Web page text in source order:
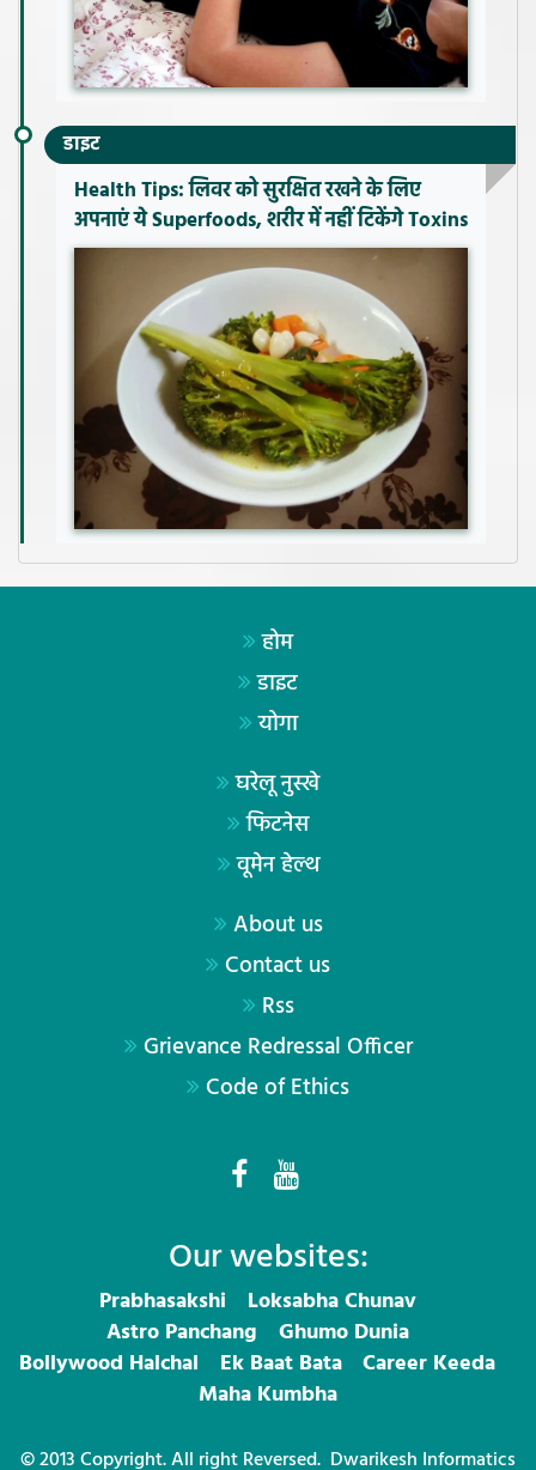
डाइट
Health Tips: लिवर को सुरक्षित रखने के लिए
अपनाएं ये Superfoods, शरीर में नहीं टिकेंगे Toxins
होम
डाइट
योगा
घरेलू नुस्खे
फिटनेस
वूमेन हेल्थ
About us
Contact us
Rss
Grievance Redressal Officer
Code of Ethics
Our websites:
Prabhasakshi
Loksabha Chunav
Astro Panchang
Ghumo Dunia
Bollywood Halchal
Ek Baat Bata
Career Keeda
Maha Kumbha
© 2013 Copyright. All right Reversed. Dwarikesh Informatics